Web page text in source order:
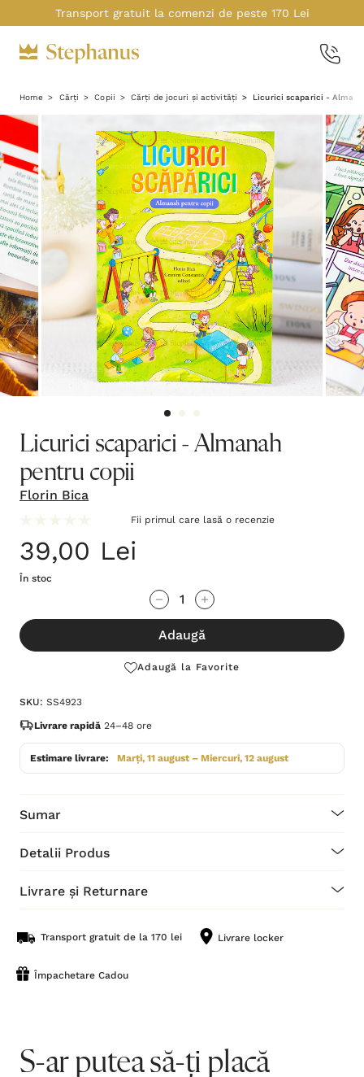
Transport gratuit la comenzi de peste 170 Lei
Home Cărți Copii Cărți de jocuri și activități Licurici scaparici -
Licurici scaparici - Almanah
pentru copii
Florin Bica
Fii primul care lasă o recenzie
39,00 Lei
În stoc
te!
Stocul
Adaugă
Adaugă la Favorite
SKU: SS4923
Livrare rapidă 24–48 ore
Estimare livrare: Marți, 11 august – Miercuri, 12 august
Sumar
Detalii Produs
Livrare și Returnare
Transport gratuit de la 170 lei Livrare locker
Împachetare Cadou
S-ar putea să-ți placă